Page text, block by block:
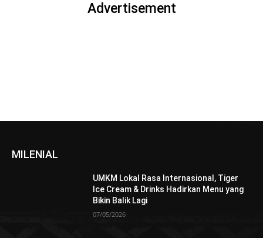
Advertisement
MILENIAL
UMKM Lokal Rasa Internasional, Tiger
Ice Cream & Drinks Hadirkan Menu yang
Bikin Balik Lagi
07/05/2026